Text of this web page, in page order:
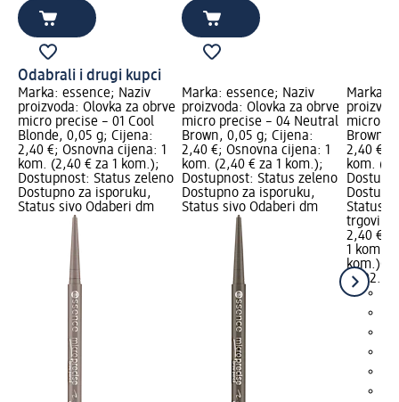
Odabrali i drugi kupci
Marka: essence; Naziv
proizvoda: Olovka za obrve
micro precise – 01 Cool
Blonde, 0,05 g; Cijena:
2,40 €; Osnovna cijena: 1
kom. (2,40 € za 1 kom.);
Dostupnost: Status zeleno
Dostupno za isporuku,
Status sivo Odaberi dm
Marka: essence; Naziv
proizvoda: Olovka za obrve
micro precise – 04 Neutral
Brown, 0,05 g; Cijena:
2,40 €; Osnovna cijena: 1
kom. (2,40 € za 1 kom.);
Dostupnost: Status zeleno
Dostupno za isporuku,
Status sivo Odaberi dm
Marka:
micro
Brown,
2,40 €;
kom.
Status
trgovinu
2,40 €
1 kom.
kom.)